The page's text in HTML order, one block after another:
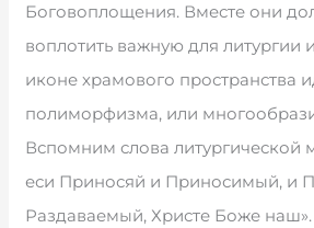
Боговоплощения. Вместе они
воплотить важную для литургии
иконе храмового пространства
полиморфизма, или
Вспомним слова литургической
еси Приносяй и Приносимый, и
Раздаваемый, Христе Боже наш».